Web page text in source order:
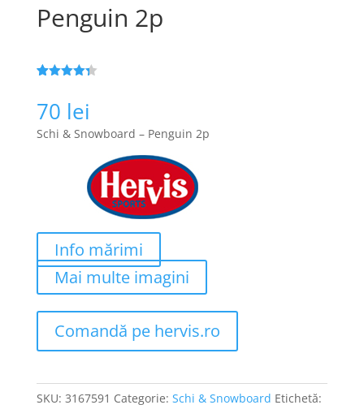
Penguin 2p
pe baza a
de evaluări
de la
70 lei
Schi & Snowboard – Penguin 2p
Info mărimi
Mai multe imagini
Comandă pe hervis.ro
SKU: 3167591 Categorie: Schi & Snowboard Etichetă: